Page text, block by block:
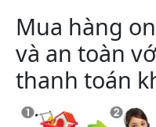
Mua hàng
và an toàn
thanh toán